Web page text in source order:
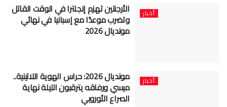
أخبار الأرجنتين تهزم إنجلترا في الوقت القاتل
وتضرب موعدًا مع إسبانيا في نهائي
مونديال 2026
أخبار مونديال 2026: حراس الهوية اللاتينية..
ميسي ورفاقه يترقبون الليلة نهاية
الصراع الأوروبي